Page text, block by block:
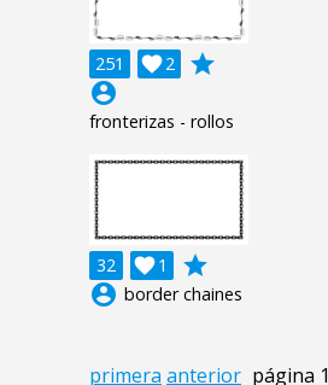
251 2

grade
account_circle
fronterizas - rollos
32 1

grade
account_circle border chaines
primera anterior página 1